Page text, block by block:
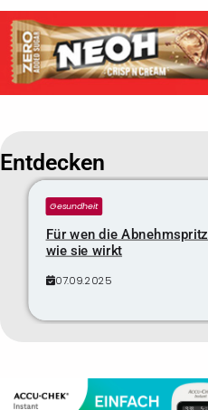
Entdecken
Gesundheit
Für wen die
wie sie wirkt
07.09.2025